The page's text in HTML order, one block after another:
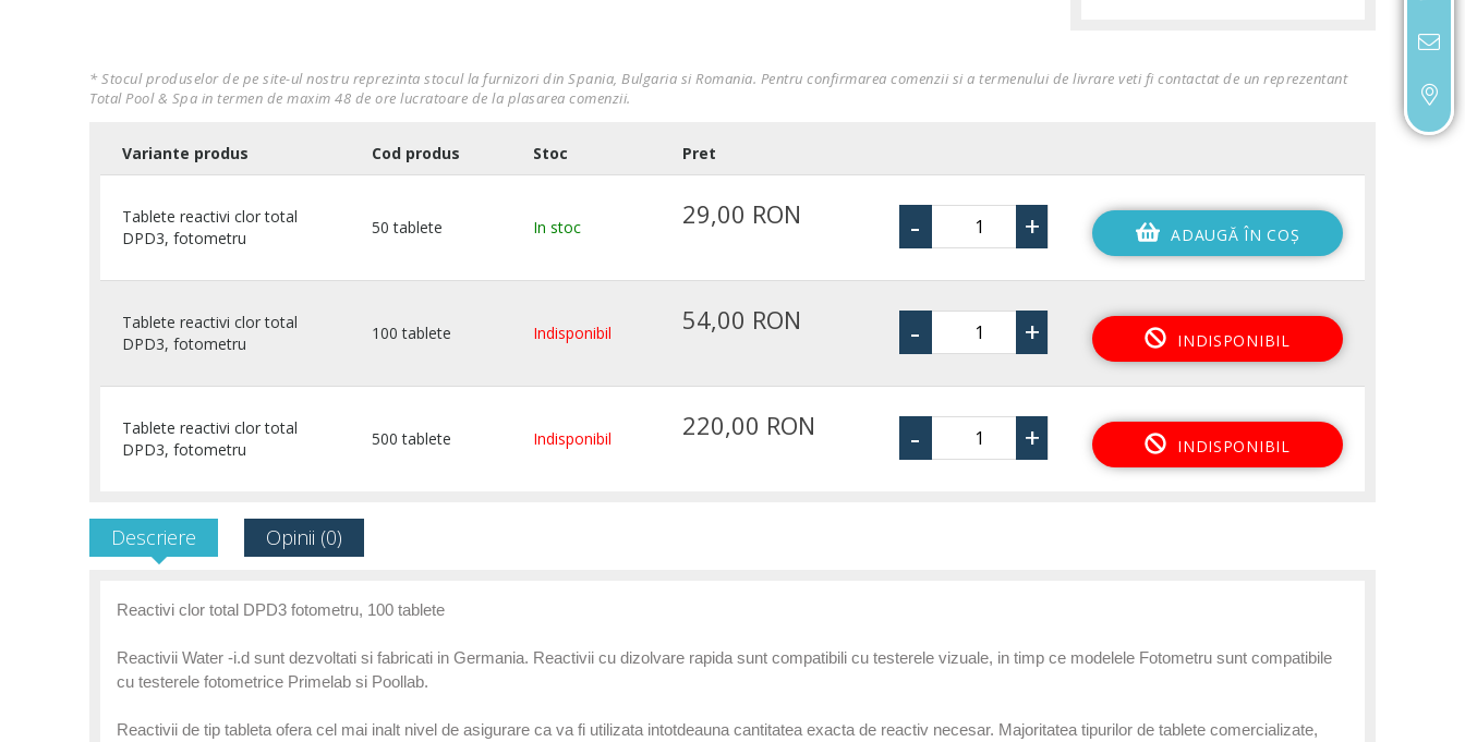
* Stocul produselor de pe site-ul nostru reprezinta stocul la furnizori din Spania, Bulgaria si Romania. Pentru confirmarea comenzii si a termenului de livrare veti fi contactat de un reprezentant
Total Pool & Spa in termen de maxim 48 de ore lucratoare de la plasarea comenzii.
Variante produs Cod produs Stoc Pret
Tablete reactivi clor total
DPD3, fotometru
50 tablete In stoc 29,00 RON - + ADAUGĂ ÎN COŞ
Tablete reactivi clor total
DPD3, fotometru
100 tablete Indisponibil 54,00 RON - + INDISPONIBIL
Tablete reactivi clor total
DPD3, fotometru
500 tablete Indisponibil 220,00 RON - + INDISPONIBIL
Descriere Opinii (0)
Reactivi clor total DPD3 fotometru, 100 tablete
Reactivii Water -i.d sunt dezvoltati si fabricati in Germania. Reactivii cu dizolvare rapida sunt compatibili cu testerele vizuale, in timp ce modelele Fotometru sunt compatibile
cu testerele fotometrice Primelab si Poollab.
Reactivii de tip tableta ofera cel mai inalt nivel de asigurare ca va fi utilizata intotdeauna cantitatea exacta de reactiv necesar. Majoritatea tipurilor de tablete comercializate,